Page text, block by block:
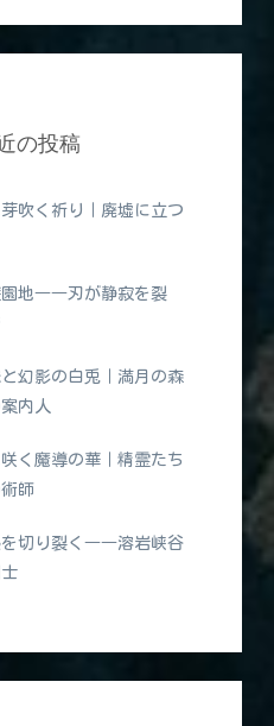
の投稿
吹く祈り｜廃墟に立つ
地――刃が静寂を裂
幻影の白兎｜満月の森
内人
く魔導の華｜精霊たち
師
切り裂く――溶岩峡谷